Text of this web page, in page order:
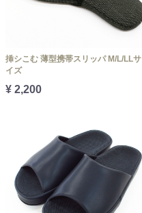
挿シこむ 薄型携帯スリッパ M/L/LLサ
イズ
¥ 2,200